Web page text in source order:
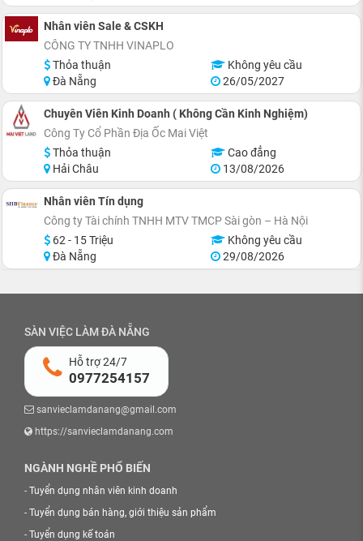
Nhân viên Sale & CSKH
CÔNG TY TNHH VINAPLO
Thỏa thuận
Không yêu cầu
Đà Nẵng
26/05/2027
Chuyên Viên Kinh Doanh ( Không Cần Kinh Nghiệm)
Công Ty Cổ Phần Địa Ốc Mai Việt
Thỏa thuận
Cao đẳng
Hải Châu
13/08/2026
Nhân viên Tín dụng
Công ty Tài chính TNHH MTV TMCP Sài gòn – Hà Nội
62 - 15 Triệu
Không yêu cầu
Đà Nẵng
29/08/2026
SÀN VIỆC LÀM ĐÀ NẴNG
Hỗ trợ 24/7
0977254157
sanvieclamdanang@gmail.com
https://sanvieclamdanang.com
NGÀNH NGHỀ PHỔ BIẾN
- Tuyển dụng nhân viên kinh doanh
- Tuyển dụng bán hàng, giới thiệu sản phẩm
- Tuyển dụng kế toán